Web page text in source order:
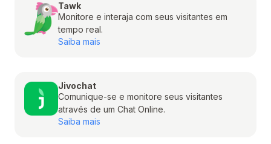
Tawk
Monitore e interaja com seus visitantes em
tempo real.
Saiba mais
Jivochat
Comunique-se e monitore seus visitantes
através de um Chat Online.
Saiba mais